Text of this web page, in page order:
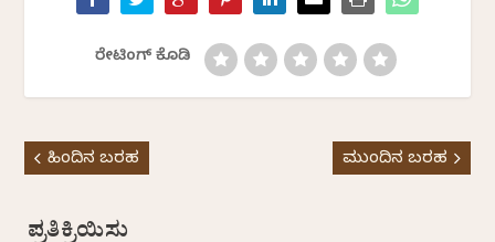
ರೇಟಿಂಗ್ ಕೊಡಿ
ಹಿಂದಿನ ಬರಹ ಮುಂದಿನ ಬರಹ